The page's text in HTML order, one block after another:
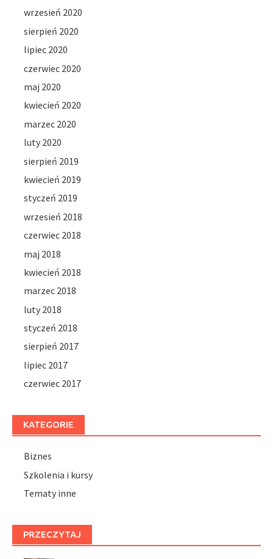
wrzesień 2020
sierpień 2020
lipiec 2020
czerwiec 2020
maj 2020
kwiecień 2020
marzec 2020
luty 2020
sierpień 2019
kwiecień 2019
styczeń 2019
wrzesień 2018
czerwiec 2018
maj 2018
kwiecień 2018
marzec 2018
luty 2018
styczeń 2018
sierpień 2017
lipiec 2017
czerwiec 2017
KATEGORIE
Biznes
Szkolenia i kursy
Tematy inne
PRZECZYTAJ